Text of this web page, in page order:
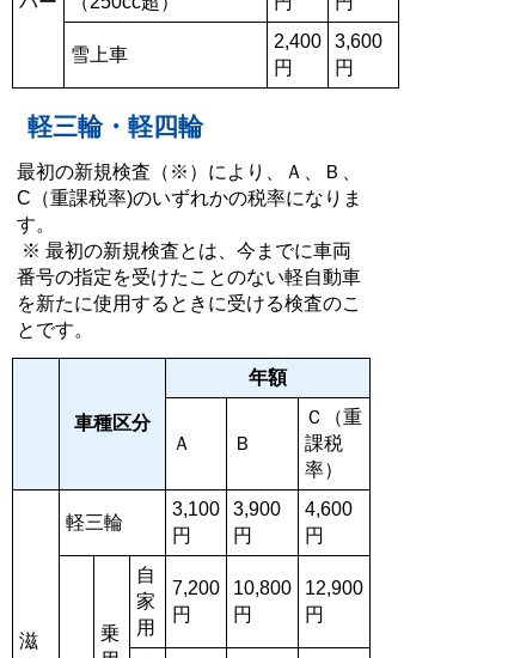
雪上車
2,400
円
3,600
円
軽三輪・軽四輪
最初の新規検査（※）により、Ａ、Ｂ、
C（重課税率)のいずれかの税率になりま
す。
※ 最初の新規検査とは、今までに車両
番号の指定を受けたことのない軽自動車
を新たに使用するときに受ける検査のこ
とです。
車種区分
年額
Ａ Ｂ
Ｃ（重
課税
率）
滋
軽三輪
3,100
円
3,900
円
4,600
円
乗
自
家
用
7,200
円
10,800
円
12,900
円